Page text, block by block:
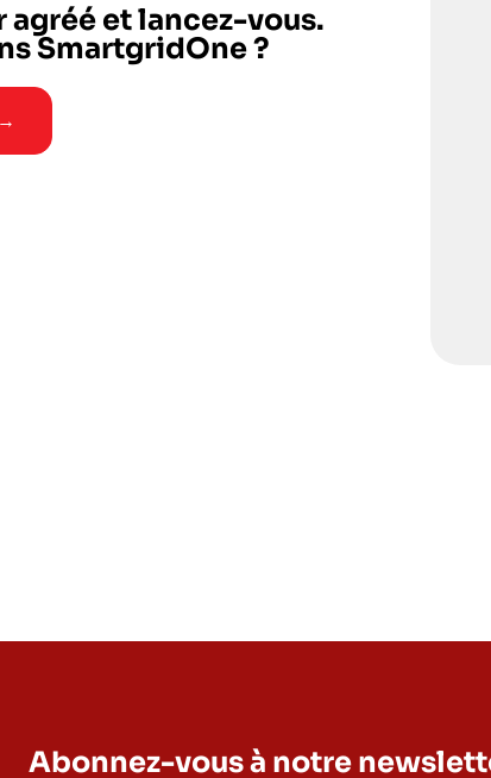
et lancez-vous.
SmartgridOne ?
Abonnez-vous à notre